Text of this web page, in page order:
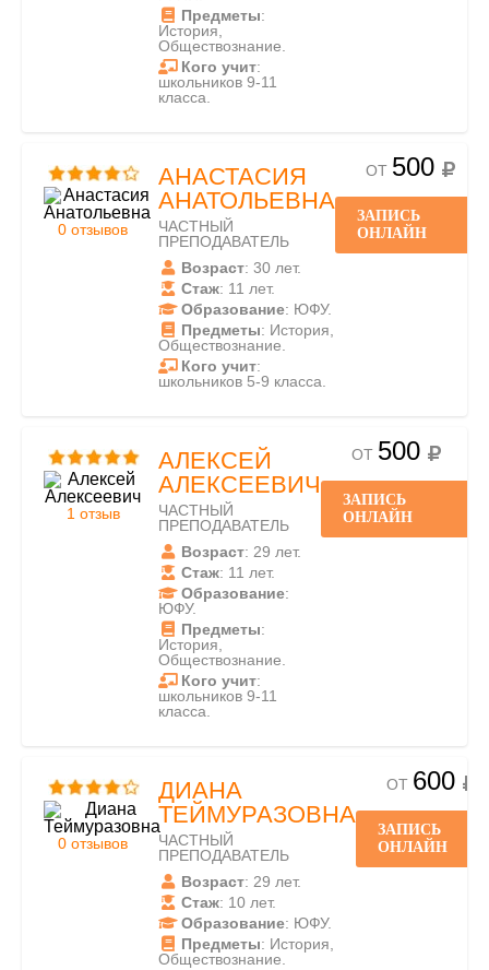
Предметы:
История,
Обществознание.
Кого учит:
школьников 9-11
класса.
0 отзывов
АНАСТАСИЯ
АНАТОЛЬЕВНА
ЧАСТНЫЙ
ПРЕПОДАВАТЕЛЬ
Возраст: 30 лет.
Стаж: 11 лет.
Образование: ЮФУ.
Предметы: История,
Обществознание.
Кого учит:
школьников 5-9 класса.
ОТ 500
ЗАПИСЬ
ОНЛАЙН
1 отзыв
АЛЕКСЕЙ
АЛЕКСЕЕВИЧ
ЧАСТНЫЙ
ПРЕПОДАВАТЕЛЬ
Возраст: 29 лет.
Стаж: 11 лет.
Образование:
ЮФУ.
Предметы:
История,
Обществознание.
Кого учит:
школьников 9-11
класса.
ОТ 500
ЗАПИСЬ
ОНЛАЙН
0 отзывов
ДИАНА
ТЕЙМУРАЗОВНА
ЧАСТНЫЙ
ПРЕПОДАВАТЕЛЬ
Возраст: 29 лет.
Стаж: 10 лет.
Образование: ЮФУ.
Предметы: История,
Обществознание.
ОТ 600
ЗАПИСЬ
ОНЛАЙН